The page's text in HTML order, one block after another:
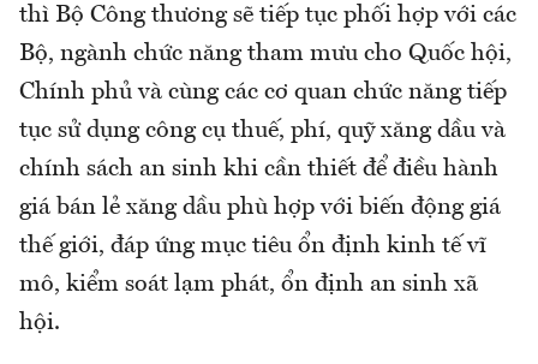
thì Bộ Công thương sẽ tiếp tục phối hợp với các
Bộ, ngành chức năng tham mưu cho Quốc hội,
Chính phủ và cùng các cơ quan chức năng tiếp
tục sử dụng công cụ thuế, phí, quỹ xăng dầu và
chính sách an sinh khi cần thiết để điều hành
giá bán lẻ xăng dầu phù hợp với biến động giá
thế giới, đáp ứng mục tiêu ổn định kinh tế vĩ
mô, kiểm soát lạm phát, ổn định an sinh xã
hội.